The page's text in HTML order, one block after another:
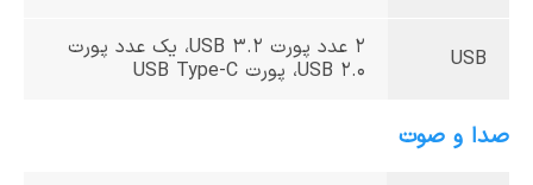
USB
2 عدد پورت USB ۳.۲، یک عدد پورت
USB 2.0، پورت USB Type-C
صدا و صوت